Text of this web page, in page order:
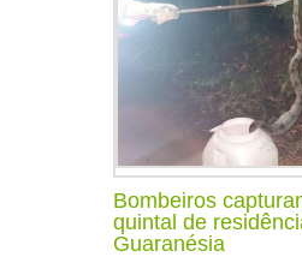
Bombeiros
quintal de
Guaranésia